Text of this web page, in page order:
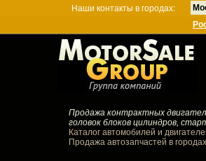
Наши контакты в городах:
Продажа контрактных
головок блоков цилиндров,
Каталог автомобилей и
Продажа автозапчастей в